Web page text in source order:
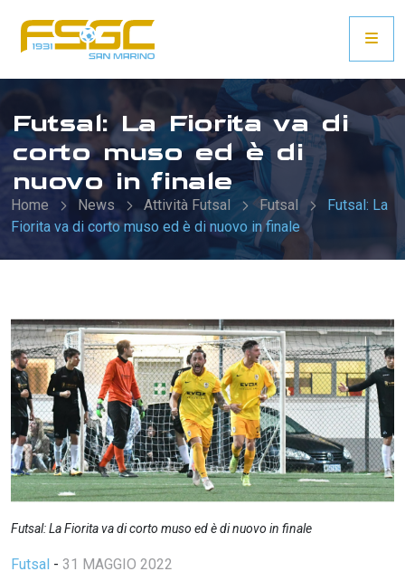
Futsal: La Fiorita va di
corto muso ed è di
nuovo in finale
Home News Attività Futsal Futsal
Futsal: La
Fiorita va di corto muso ed è di nuovo in finale
Futsal: La Fiorita va di corto muso ed è di nuovo in finale
Futsal - 31 MAGGIO 2022